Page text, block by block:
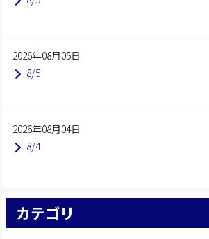
2026年08月05日
8/5
2026年08月04日
8/4
カテゴリ